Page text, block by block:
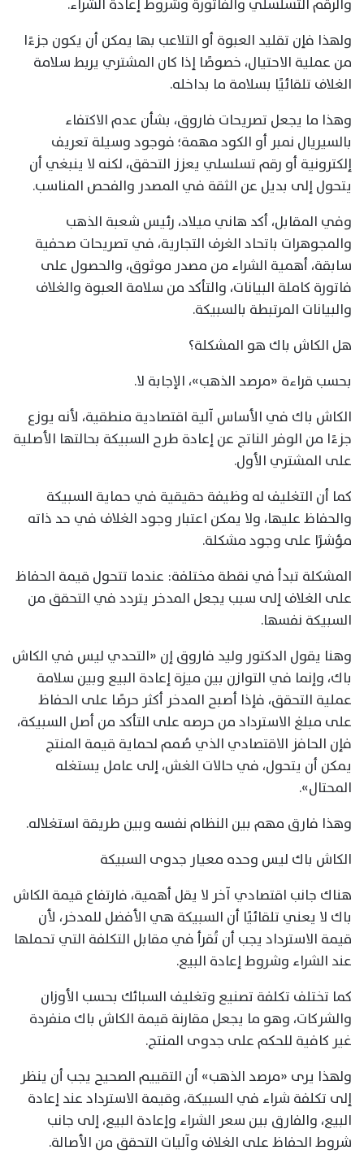
ولهذا فإن تقليد العبوة أو التلاعب بها يمكن أن يكون جزءًا
من عملية الاحتيال، خصوصًا إذا كان المشتري يربط سلامة
الغلاف تلقائيًا بسلامة ما بداخله.
وهذا ما يجعل تصريحات فاروق، بشأن عدم الاكتفاء
بالسيريال نمبر أو الكود مهمة؛ فوجود وسيلة تعريف
إلكترونية أو رقم تسلسلي يعزز التحقق، لكنه لا ينبغي أن
يتحول إلى بديل عن الثقة في المصدر والفحص المناسب.
وفي المقابل، أكد هاني ميلاد، رئيس شعبة الذهب
والمجوهرات باتحاد الغرف التجارية، في تصريحات صحفية
سابقة، أهمية الشراء من مصدر موثوق، والحصول على
فاتورة كاملة البيانات، والتأكد من سلامة العبوة والغلاف
والبيانات المرتبطة بالسبيكة.
هل الكاش باك هو المشكلة؟
بحسب قراءة «مرصد الذهب»، الإجابة لا.
الكاش باك في الأساس آلية اقتصادية منطقية، لأنه يوزع
جزءًا من الوفر الناتج عن إعادة طرح السبيكة بحالتها الأصلية
على المشتري الأول.
كما أن التغليف له وظيفة حقيقية في حماية السبيكة
والحفاظ عليها، ولا يمكن اعتبار وجود الغلاف في حد ذاته
مؤشرًا على وجود مشكلة.
المشكلة تبدأ في نقطة مختلفة: عندما تتحول قيمة الحفاظ
على الغلاف إلى سبب يجعل المدخر يتردد في التحقق من
السبيكة نفسها.
وهنا يقول الدكتور وليد فاروق إن «التحدي ليس في الكاش
باك، وإنما في التوازن بين ميزة إعادة البيع وبين سلامة
عملية التحقق، فإذا أصبح المدخر أكثر حرصًا على الحفاظ
على مبلغ الاسترداد من حرصه على التأكد من أصل السبيكة،
فإن الحافز الاقتصادي الذي صُمم لحماية قيمة المنتج
يمكن أن يتحول، في حالات الغش، إلى عامل يستغله
المحتال».
وهذا فارق مهم بين النظام نفسه وبين طريقة استغلاله.
الكاش باك ليس وحده معيار جدوى السبيكة
هناك جانب اقتصادي آخر لا يقل أهمية، فارتفاع قيمة الكاش
باك لا يعني تلقائيًا أن السبيكة هي الأفضل للمدخر، لأن
قيمة الاسترداد يجب أن تُقرأ في مقابل التكلفة التي تحملها
عند الشراء وشروط إعادة البيع.
كما تختلف تكلفة تصنيع وتغليف السبائك بحسب الأوزان
والشركات، وهو ما يجعل مقارنة قيمة الكاش باك منفردة
غير كافية للحكم على جدوى المنتج.
ولهذا يرى «مرصد الذهب» أن التقييم الصحيح يجب أن ينظر
إلى تكلفة شراء في السبيكة، وقيمة الاسترداد عند إعادة
البيع، والفارق بين سعر الشراء وإعادة البيع، إلى جانب
شروط الحفاظ على الغلاف وآليات التحقق من الأصالة.